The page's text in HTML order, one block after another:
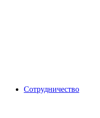
Сотрудничество